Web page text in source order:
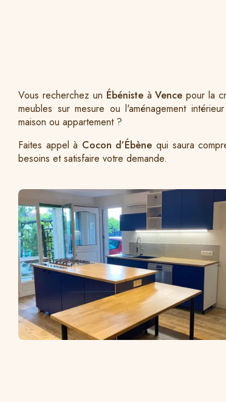
Vous recherchez un ÉbénisteàVence pour la
meubles sur mesure ou l'aménagement
maison ou appartement ?
Faites appel à Cocon d’Ébène qui saura
besoins et satisfaire votre demande.